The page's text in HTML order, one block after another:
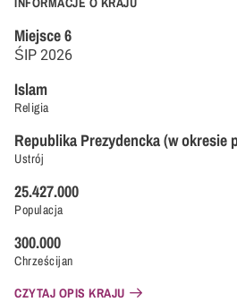
Miejsce6
ŚIP 2026
Religia
Islam
Ustrój
Republika Prezydencka (w okresie
Populacja
25.427.000
Chrześcijan
300.000
CZYTAJ OPIS KRAJU